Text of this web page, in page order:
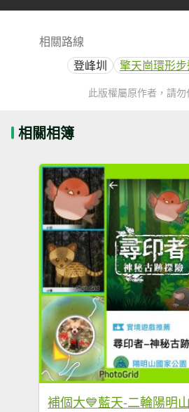
相關路線
登峰圳
擎天崗環形
此版權屬原作者，請
相關相簿